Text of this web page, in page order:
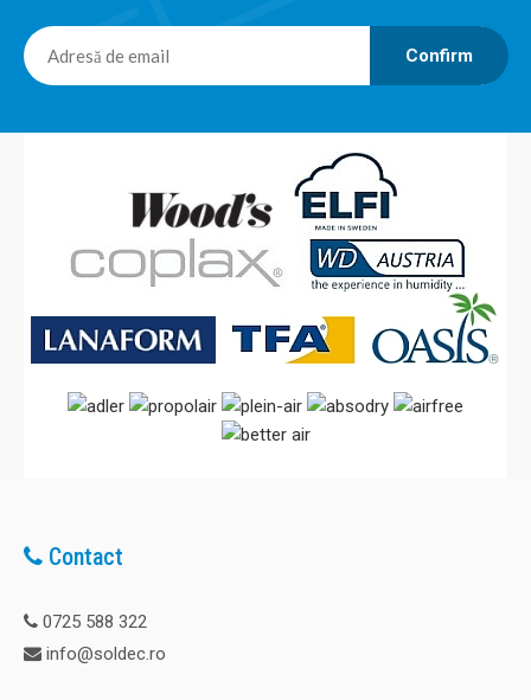
Confirm
Contact
0725 588 322
info@soldec.ro